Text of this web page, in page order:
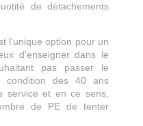
de détachements
l‘unique option pour un
d’enseigner dans le
pas passer le
condition des 40 ans
service et en ce sens,
de PE de tenter